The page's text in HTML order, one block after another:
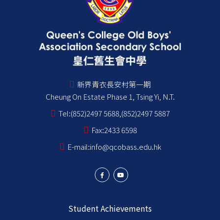
新界青衣長安村第一期
Cheung On Estate Phase 1, Tsing Yi, N.T.
Tel:(852)2497 5688,(852)2497 5887
Fax:2433 6598
E-mail:info@qcobass.edu.hk
Student Achievements